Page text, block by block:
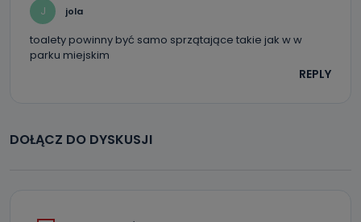
J jola
toalety powinny być samo sprzątające takie jak w w
parku miejskim
REPLY
DOŁĄCZ DO DYSKUSJI